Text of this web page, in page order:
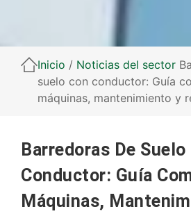
Inicio / Noticias del sector
suelo con conductor: Guía
máquinas, mantenimiento y
Barredoras De Suelo
Conductor: Guía
Máquinas,